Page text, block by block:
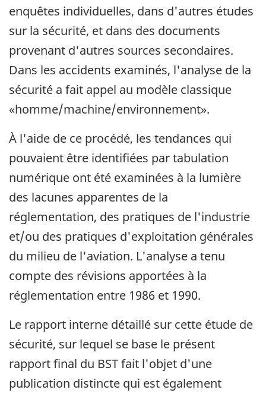
enquêtes individuelles, dans d'autres études
sur la sécurité, et dans des documents
provenant d'autres sources secondaires.
Dans les accidents examinés, l'analyse de la
sécurité a fait appel au modèle classique
«homme/machine/environnement».
À l'aide de ce procédé, les tendances qui
pouvaient être identifiées par tabulation
numérique ont été examinées à la lumière
des lacunes apparentes de la
réglementation, des pratiques de l'industrie
et/ou des pratiques d'exploitation générales
du milieu de l'aviation. L'analyse a tenu
compte des révisions apportées à la
réglementation entre 1986 et 1990.
Le rapport interne détaillé sur cette étude de
sécurité, sur lequel se base le présent
rapport final du BST fait l'objet d'une
publication distincte qui est également